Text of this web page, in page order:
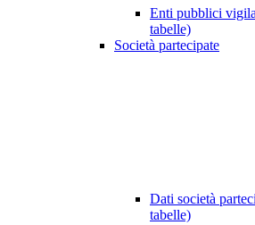
Enti pubblici
tabelle)
Società partecipate
Dati società
tabelle)